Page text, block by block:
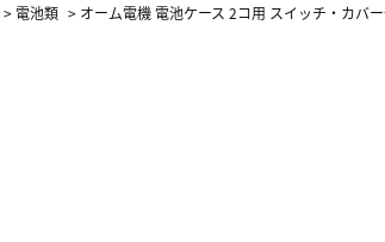
> 電池類 > オーム電機 電池ケース 2コ用 スイッチ・カバ